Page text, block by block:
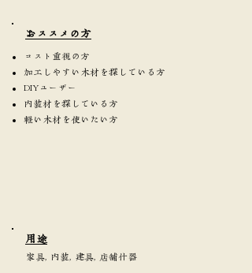
​おススメの方
コスト重視の方
加工しやすい木材を探している方
DIYユーザー
内装材を探している方
軽い木材を使いたい方
​用途
家具, 内装, 建具, 店舗什器